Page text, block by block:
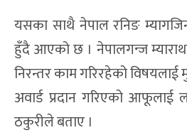
यसका साथै नेपाल रनिङ
हुँदै आएको छ । नेपालगन्ज
निरन्तर काम गरिरहेको विषयलाई
अवार्ड प्रदान गरिएको
ठकुरीले बताए ।